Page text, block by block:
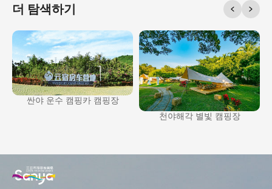
더 탐색하기
싼야 운수 캠핑카 캠핑장
천야해각 별빛 캠핑장